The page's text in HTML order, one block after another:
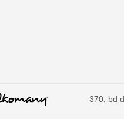
370, bd